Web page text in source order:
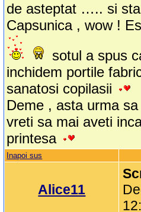
de asteptat ….. si
Capsunica , wow !
sotul a spus
inchidem portile
sanatosi copilasii
Deme , asta urma
vreti sa mai aveti
printesa
Inapoi sus
Alice11